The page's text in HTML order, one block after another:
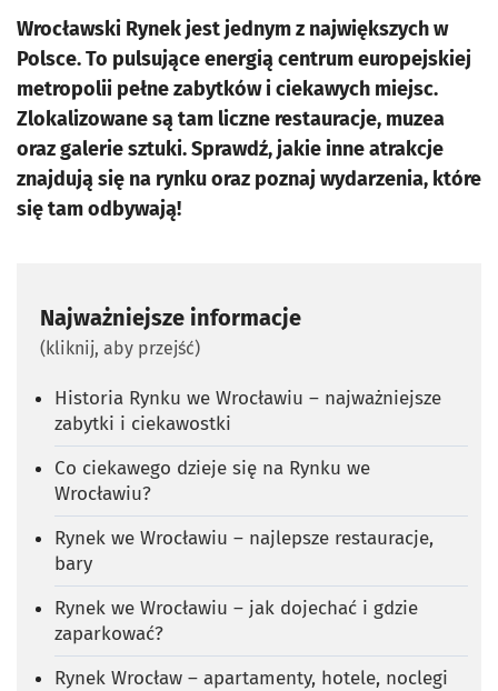
Wrocławski Rynek jest jednym z największych w
Polsce. To pulsujące energią centrum europejskiej
metropolii pełne zabytków i ciekawych miejsc.
Zlokalizowane są tam liczne restauracje, muzea
oraz galerie sztuki. Sprawdź, jakie inne atrakcje
znajdują się na rynku oraz poznaj wydarzenia, które
się tam odbywają!
Najważniejsze informacje
(kliknij, aby przejść)
Historia Rynku we Wrocławiu – najważniejsze
zabytki i ciekawostki
Co ciekawego dzieje się na Rynku we
Wrocławiu?
Rynek we Wrocławiu – najlepsze restauracje,
bary
Rynek we Wrocławiu – jak dojechać i gdzie
zaparkować?
Rynek Wrocław – apartamenty, hotele, noclegi